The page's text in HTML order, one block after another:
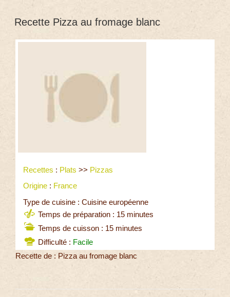
Recette Pizza au fromage blanc
Recettes : Plats >> Pizzas
Origine : France
Type de cuisine : Cuisine européenne
Temps de préparation : 15 minutes
Temps de cuisson : 15 minutes
Difficulté : Facile
Recette de : Pizza au fromage blanc